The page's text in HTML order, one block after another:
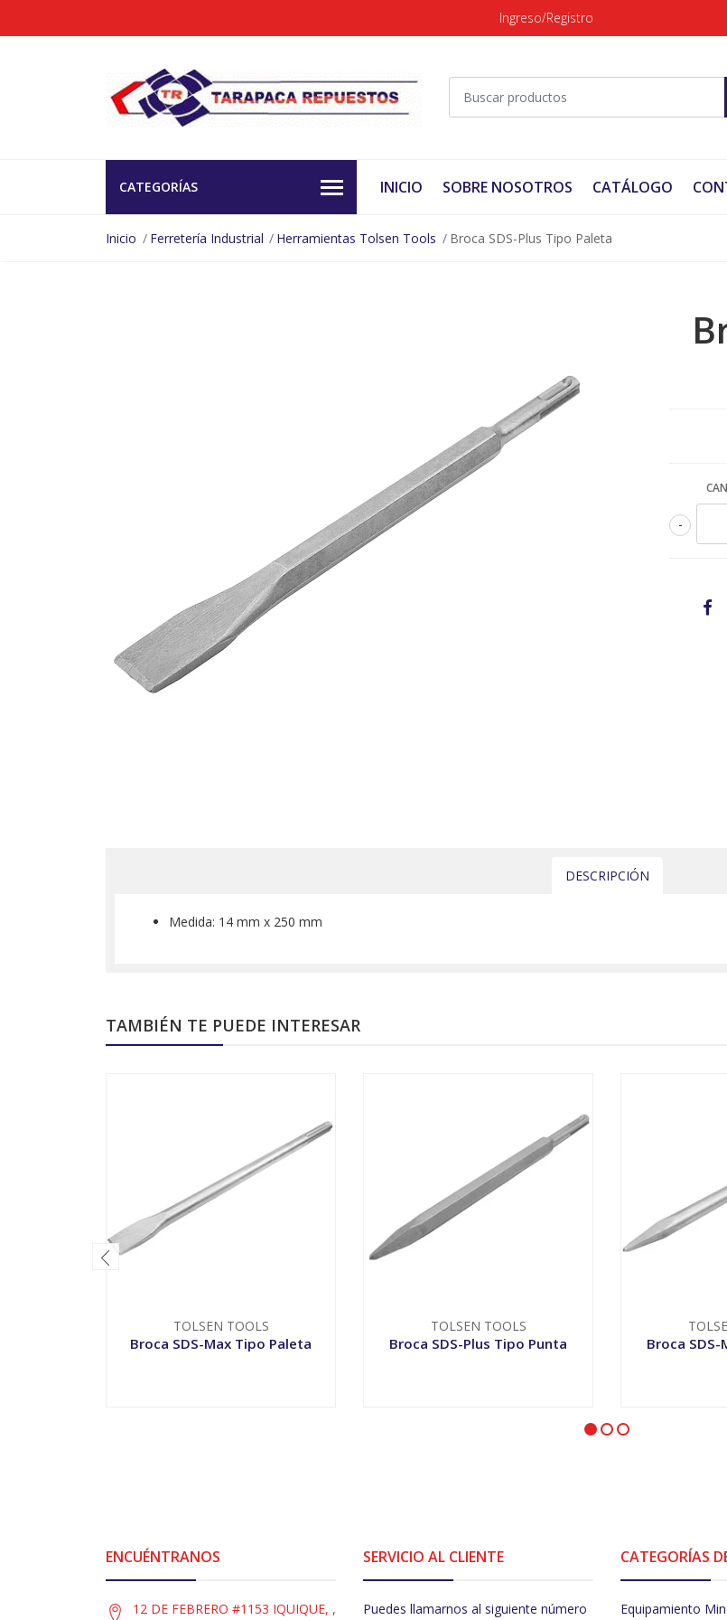
Ingreso/Registro
CATEGORÍAS INICIO SOBRE NOSOTROS CATÁLOGO
Inicio Ferretería Industrial Herramientas Tolsen Tools Broca SDS-Plus Tipo Paleta
-
DESCRIPCIÓN
Medida: 14 mm x 250 mm
TAMBIÉN TE PUEDE INTERESAR
TOLSEN TOOLS
Broca SDS-Max Tipo Paleta
TOLSEN TOOLS
Broca SDS-Plus Tipo Punta Broca
ENCUÉNTRANOS
12 DE FEBRERO #1153 IQUIQUE, ,
SERVICIO AL CLIENTE
Puedes llamarnos al siguiente número
CATEGORÍAS
Equipamiento